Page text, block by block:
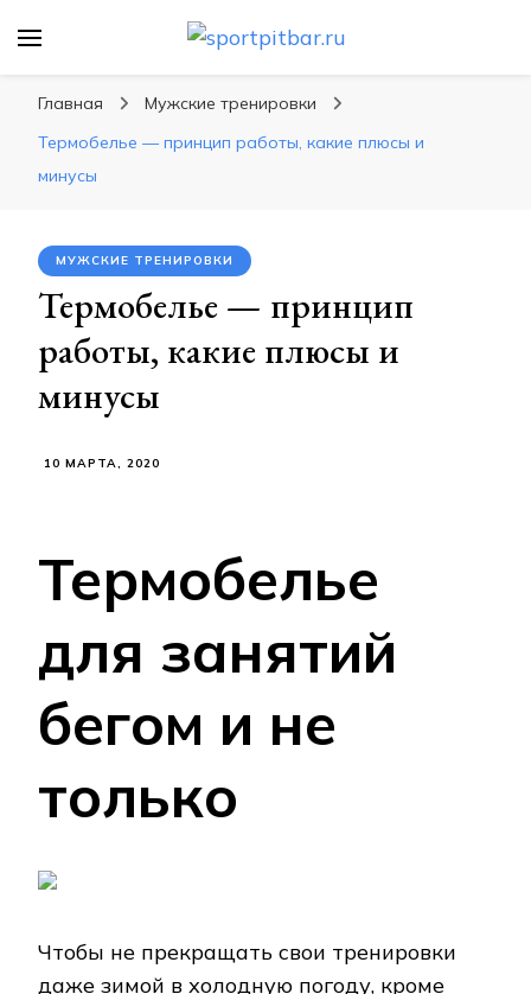
спортивных упражнения, правильные
диеты, программы тренировок
Главная
Мужские тренировки
Термобелье — принцип работы, какие плюсы и
минусы
МУЖСКИЕ ТРЕНИРОВКИ
Термобелье — принцип
работы, какие плюсы и
минусы
10 МАРТА, 2020
Термобелье
для занятий
бегом и не
только
Чтобы не прекращать свои тренировки
даже зимой в холодную погоду, кроме